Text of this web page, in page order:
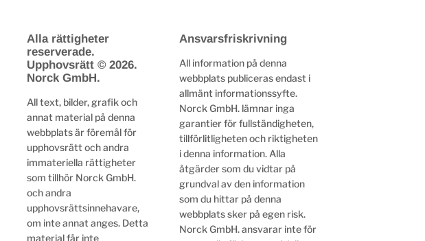
Alla rättigheter
reserverade.
Upphovsrätt © 2026.
Norck GmbH.
All text, bilder, grafik och
annat material på denna
webbplats är föremål för
upphovsrätt och andra
immateriella rättigheter
som tillhör Norck GmbH.
och andra
upphovsrättsinnehavare,
om inte annat anges. Detta
material får inte
Ansvarsfriskrivning
All information på denna
webbplats publiceras endast i
allmänt informationssyfte.
Norck GmbH. lämnar inga
garantier för fullständigheten,
tillförlitligheten och riktigheten
i denna information. Alla
åtgärder som du vidtar på
grundval av den information
som du hittar på denna
webbplats sker på egen risk.
Norck GmbH. ansvarar inte för